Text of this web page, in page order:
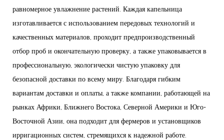
равномерное увлажнение растений. Каждая капельница
изготавливается с использованием передовых технологий и
качественных материалов, проходит предпроизводственный
отбор проб и окончательную проверку, а также упаковывается в
профессиональную, экологически чистую упаковку для
безопасной доставки по всему миру. Благодаря гибким
вариантам доставки и оплаты, а также компании, работающей на
рынках Африки, Ближнего Востока, Северной Америки и Юго-
Восточной Азии, она подходит для фермеров и установщиков
ирригационных систем, стремящихся к надежной работе.